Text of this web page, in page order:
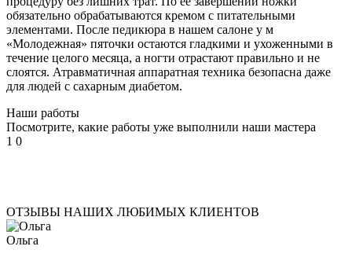
Окрашивание седых волос
Классическое окрашивание волос
Окрашивание в один тон
Мужской зал
Мужская стрижка
Укладки и прически
Мужское мелирование
Модельная стрижка для девочек до 12 лет
Косметология
обязательно обрабатываются кремом с питательными
элементами. После педикюра в нашем салоне у м
«Молодежная» пяточки остаются гладкими и ухоженными в
течение целого месяца, а ногти отрастают правильно и не
слоятся. Атравматичная аппаратная техника безопасна даже
для людей с сахарным диабетом.
Наши работы
Посмотрите, какие работы уже выполнили наши мастера
1 0
ОТЗЫВЫ НАШИХ ЛЮБИМЫХ КЛИЕНТОВ
Ольга